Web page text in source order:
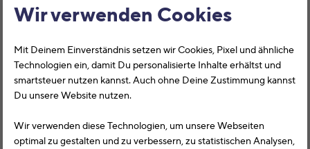
Wir verwenden Cookies
Mit Deinem Einverständnis setzen wir Cookies, Pixel und ähnliche
Technologien ein, damit Du personalisierte Inhalte erhältst und
smartsteuer nutzen kannst. Auch ohne Deine Zustimmung kannst
Du unsere Website nutzen.
Wir verwenden diese Technologien, um unsere Webseiten
optimal zu gestalten und zu verbessern, zu statistischen Analysen,
UnsersmartCheckprüft Deine Erklärung,
bleiben Deine Daten sicher, fehlerfrei und
unkompliziert.